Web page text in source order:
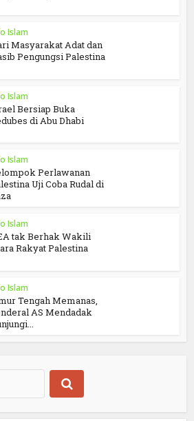
Islam
Masyarakat Adat dan
Pengungsi Palestina
Islam
Bersiap Buka
di Abu Dhabi
Islam
Perlawanan
Uji Coba Rudal di
Islam
tak Berhak Wakili
Rakyat Palestina
Islam
Tengah Memanas,
AS Mendadak